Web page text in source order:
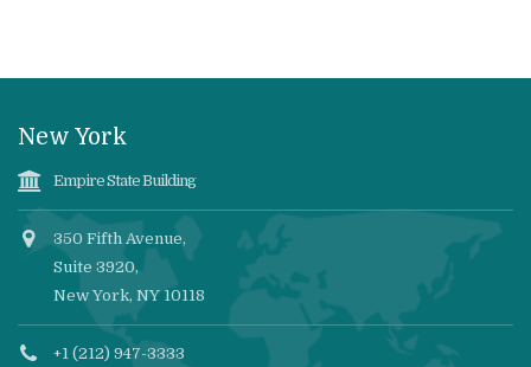
New York
Empire State Building
350 Fifth Avenue,
Suite 3920,
New York, NY 10118
+1 (212) 947-3333